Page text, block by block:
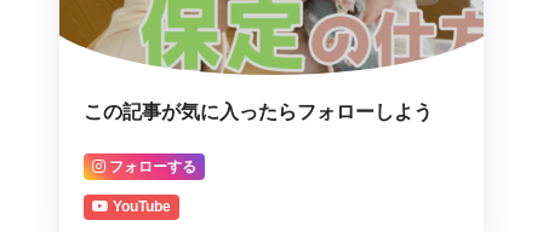
この記事が気に入ったらフォローしよう
フォローする
YouTube